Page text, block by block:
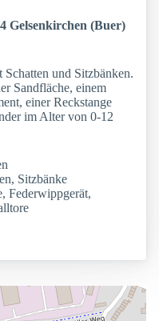
Gelsenkirchen (Buer)
und Sitzbänken.
Sandfläche, einem
einer Reckstange
im Alter von 0-12
Sitzbänke
Federwippgerät,